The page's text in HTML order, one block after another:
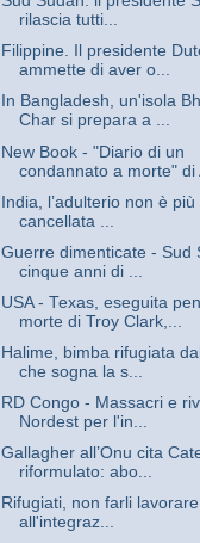
rilascia tutti...
Filippine. Il presidente
ammette di aver o...
In Bangladesh, un'isola
Char si prepara a ...
New Book - "Diario di un
condannato a morte" di
India, l’adulterio non è
cancellata ...
Guerre dimenticate - Sud
cinque anni di ...
USA - Texas, eseguita
morte di Troy Clark,...
Halime, bimba rifugiata
che sogna la s...
RD Congo - Massacri e
Nordest per l'in...
Gallagher all’Onu cita
riformulato: abo...
Rifugiati, non farli
all'integraz...